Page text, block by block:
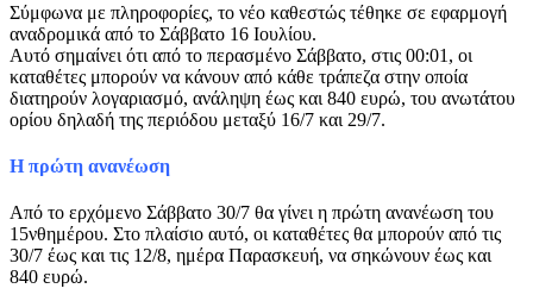
Σύμφωνα με πληροφορίες, το νέο καθεστώς τέθηκε σε εφαρμογή
αναδρομικά από το Σάββατο 16 Ιουλίου.
Αυτό σημαίνει ότι από το περασμένο Σάββατο, στις 00:01, οι
καταθέτες μπορούν να κάνουν από κάθε τράπεζα στην οποία
διατηρούν λογαριασμό, ανάληψη έως και 840 ευρώ, του ανωτάτου
ορίου δηλαδή της περιόδου μεταξύ 16/7 και 29/7.
Η πρώτη ανανέωση
Από το ερχόμενο Σάββατο 30/7 θα γίνει η πρώτη ανανέωση του
15νθημέρου. Στο πλαίσιο αυτό, οι καταθέτες θα μπορούν από τις
30/7 έως και τις 12/8, ημέρα Παρασκευή, να σηκώνουν έως και
840 ευρώ.